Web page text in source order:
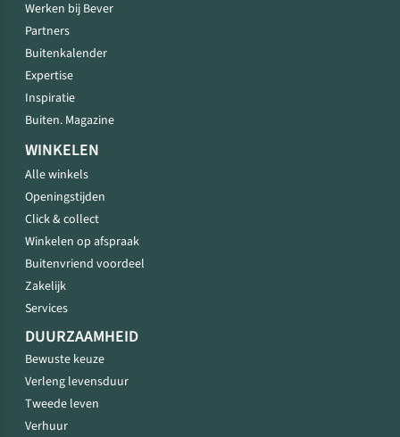
Werken bij Bever
Partners
Buitenkalender
Expertise
Inspiratie
Buiten. Magazine
WINKELEN
Alle winkels
Openingstijden
Click & collect
Winkelen op afspraak
Buitenvriend voordeel
Zakelijk
Services
DUURZAAMHEID
Bewuste keuze
Verleng levensduur
Tweede leven
Verhuur